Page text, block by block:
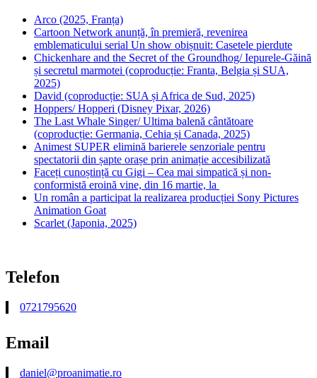
Arco (2025, Franța)
Cartoon Network anunță, în premieră, revenirea
emblematicului serial Un show obișnuit: Casetele pierdute
Chickenhare and the Secret of the Groundhog/ Iepurele-Găină
și secretul marmotei (coproducție: Franta, Belgia și SUA,
2025)
David (coproducție: SUA și Africa de Sud, 2025)
Hoppers/ Hopperi (Disney Pixar, 2026)
The Last Whale Singer/ Ultima balenă cântătoare
(coproducție: Germania, Cehia și Canada, 2025)
Animest SUPER elimină barierele senzoriale pentru
spectatorii din șapte orașe prin animație accesibilizată
Faceți cunoștință cu Gigi – Cea mai simpatică și non-
conformistă eroină vine, din 16 martie, la
Un român a participat la realizarea producției Sony Pictures
Animation Goat
Scarlet (Japonia, 2025)
Telefon
0721795620
Email
daniel@proanimatie.ro